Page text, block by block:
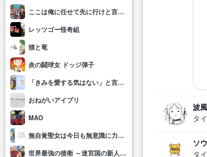
ここは俺に任せて先に行けと言ってから10年がたったら伝説になっていた。
レッツゴー怪奇組
猫と竜
炎の闘球女 ドッジ弾子
「きみを愛する気はない」と言った次期公爵様がなぜか溺愛してきます
おねがいアイプリ
MAO
無自覚聖女は今日も無意識に力を垂れ流す
世界最強の後衛 ～迷宮国の新人探索者～
波
タ
ソ
タ